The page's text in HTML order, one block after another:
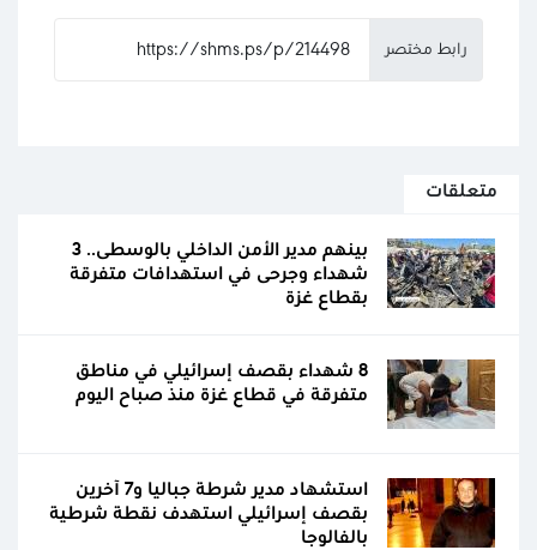
رابط مختصر
متعلقات
بينهم مدير الأمن الداخلي بالوسطى.. 3
شهداء وجرحى في استهدافات متفرقة
بقطاع غزة
8 شهداء بقصف إسرائيلي في مناطق
متفرقة في قطاع غزة منذ صباح اليوم
استشهاد مدير شرطة جباليا و7 آخرين
بقصف إسرائيلي استهدف نقطة شرطية
بالفالوجا